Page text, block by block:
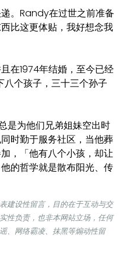
。Randy在过世之前准备
比这更体贴，我好想念我
在1974年结婚，至今已经
个孩子，三十三个孙子
为他们兄弟姐妹空出时
时勤于服务社区，当他葬
，「他有八个小孩，却让
的哲学就是散布阳光、传
建设性留言，目的在于互动与交
性负责，也非本网站立场，任何
、网络霸凌、抹黑等煽动性留